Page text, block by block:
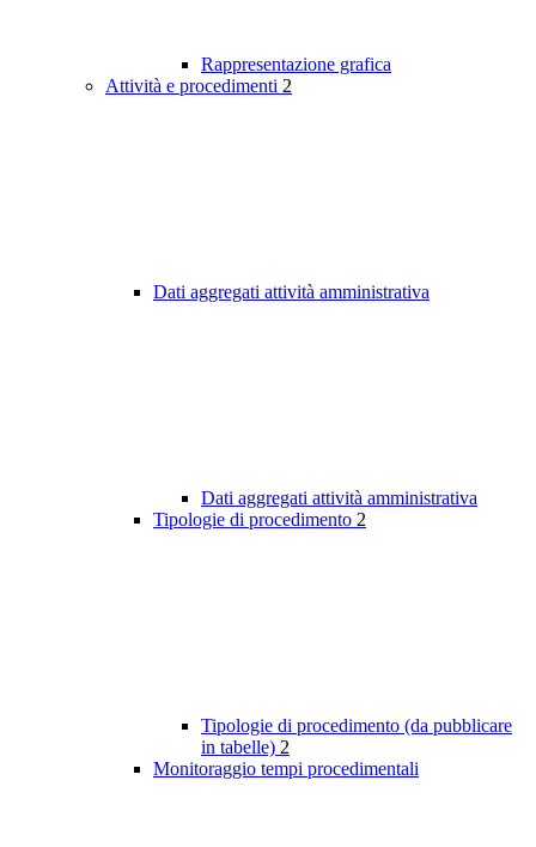
Rappresentazione grafica
Attività e procedimenti 2
Dati aggregati attività amministrativa
Dati aggregati attività amministrativa
Tipologie di procedimento 2
Tipologie di procedimento (da pubblicare
in tabelle) 2
Monitoraggio tempi procedimentali